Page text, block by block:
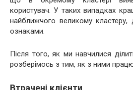
користувач. У таких випадках
найближчого великому кластеру,
ознаками.
Після того, як ми навчилися
розберімось з тим, як з ними
Втрачені клієнти